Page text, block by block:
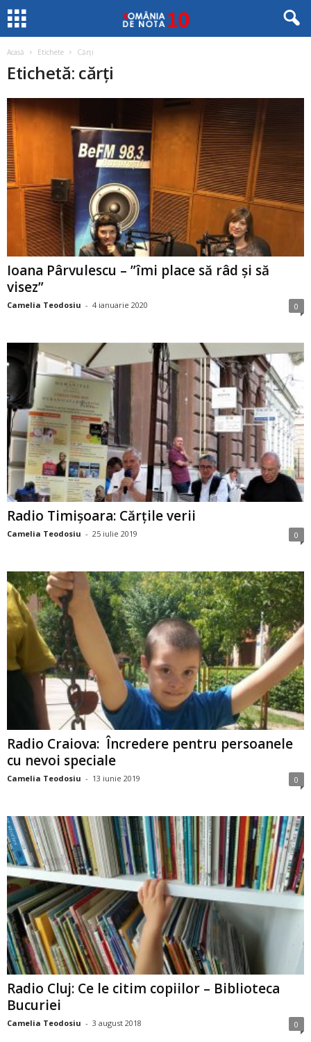
Acasă Etichete Cărţi
Etichetă: cărţi
Ioana Pârvulescu – ”îmi place să râd și să
visez”
Camelia Teodosiu - 4 ianuarie 2020 0
Radio Timişoara: Cărţile verii
Camelia Teodosiu - 25 iulie 2019 0
Radio Craiova: Încredere pentru persoanele
cu nevoi speciale
Camelia Teodosiu - 13 iunie 2019 0
Radio Cluj: Ce le citim copiilor – Biblioteca
Bucuriei
Camelia Teodosiu - 3 august 2018 0